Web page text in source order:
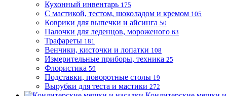
Кухонный инвентарь 175
С мастикой, тестом, шоколадом и кремом 105
Коврики для выпечки и айсинга 50
Палочки для леденцов, мороженого 63
Трафареты 181
Венчики, кисточки и лопатки 108
Измерительные приборы, техника 25
Флористика 59
Подставки, поворотные столы 19
Вырубки для теста и мастики 272